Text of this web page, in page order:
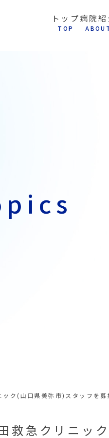
トップ
T OP
病院紹
A
ック(山口県美弥市)スタッフを募
救急クリニッ